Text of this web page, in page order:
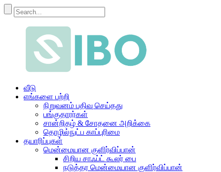
வீடு
எங்களை பற்றி
நிறுவனம் பதிவு செய்தது
பங்குதாரர்கள்
சான்றிதழ் & சோதனை அறிக்கை
தொழில்நுட்ப காப்புரிமை
தயாரிப்புகள்
மென்மையான குளிர்விப்பான்
சிறிய சாஃப்ட் கூலர் பை
நடுத்தர மென்மையான குளிர்விப்பான்